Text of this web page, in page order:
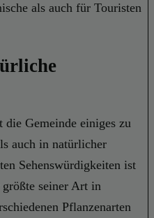
als auch für Touristen
Gemeinde einiges zu
auch in natürlicher
Sehenswürdigkeiten ist
seiner Art in
Pflanzenarten